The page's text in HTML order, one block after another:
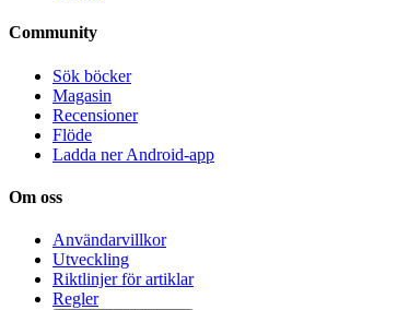
Community
Sök böcker
Magasin
Recensioner
Flöde
Ladda ner Android-app
Om oss
Användarvillkor
Utveckling
Riktlinjer för artiklar
Regler